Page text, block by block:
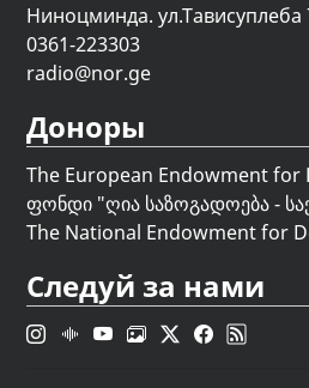
Ниноцминда. ул.Тависуплеба
0361-223303
radio@nor.ge
Доноры
The European Endowment for
ფონდი "ღია საზოგადოება -
The National Endowment for
Следуй за нами